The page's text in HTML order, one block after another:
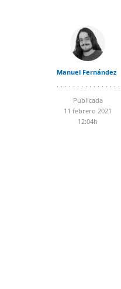
Manuel Fernández
Publicada
11 febrero 2021
12:04h